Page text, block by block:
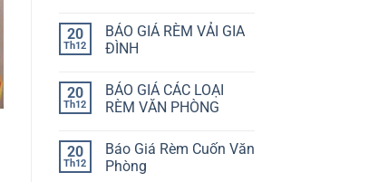
20
Th12
BÁO GIÁ RÈM VẢI GIA
ĐÌNH
20
Th12
BÁO GIÁ CÁC LOẠI
RÈM VĂN PHÒNG
20
Th12
Báo Giá Rèm Cuốn Văn
Phòng